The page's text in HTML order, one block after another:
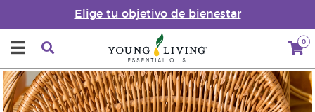
Elige tu objetivo de bienestar
0